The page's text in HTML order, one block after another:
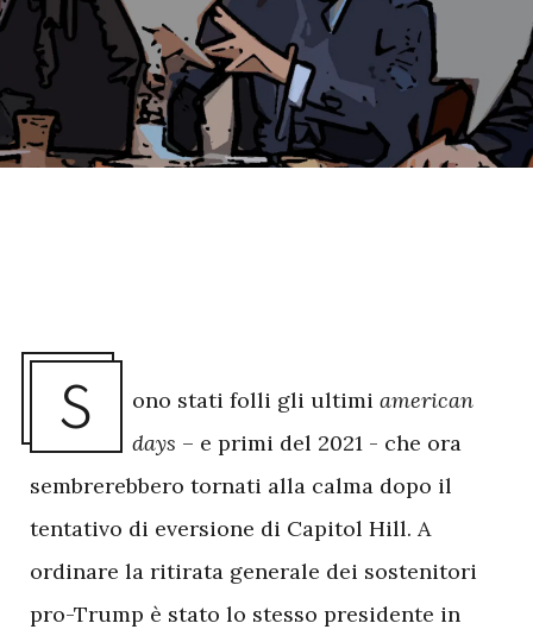
S ono stati folli gli ultimi american
days – e primi del 2021 - che ora
sembrerebbero tornati alla calma dopo il
tentativo di eversione di Capitol Hill. A
ordinare la ritirata generale dei sostenitori
pro-Trump è stato lo stesso presidente in